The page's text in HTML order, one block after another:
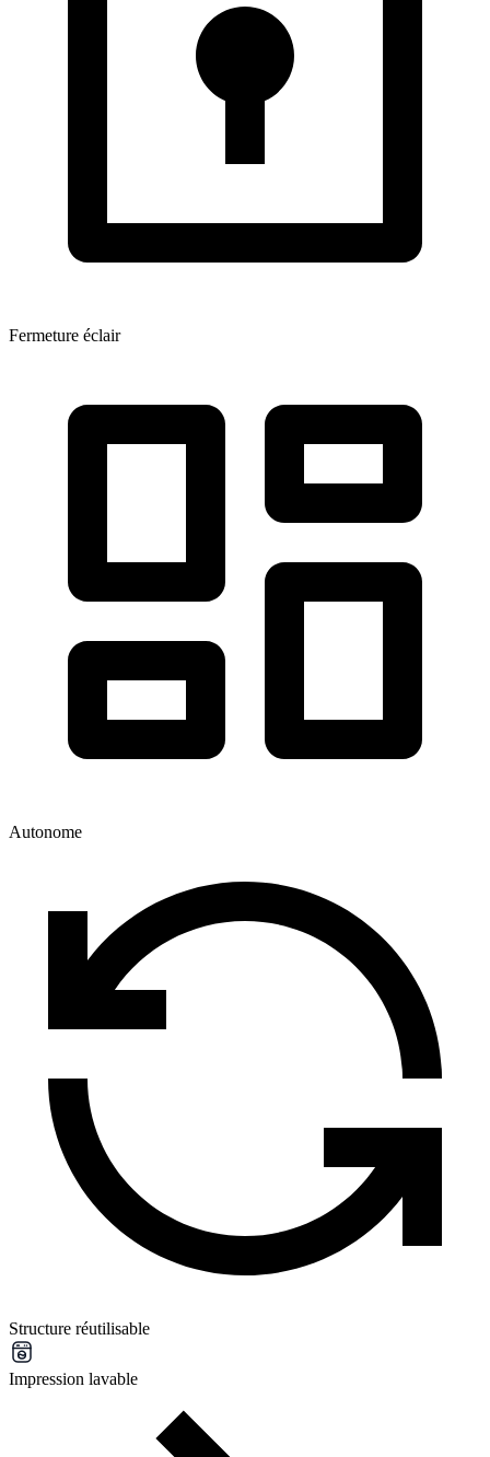
Fermeture éclair
Autonome
Structure réutilisable
Impression lavable